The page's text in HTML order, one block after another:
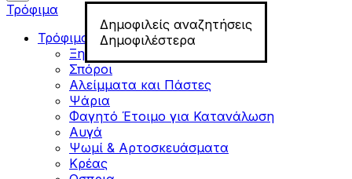
Δημοφιλείς αναζητήσεις
Δημοφιλέστερα
Τρόφιμα
Τρόφιμα για Fitness
Ξηροί Καρποί
Σπόροι
Αλείμματα και Πάστες
Ψάρια
Φαγητό Έτοιμο για Κατανάλωση
Αυγά
Ψωμί & Αρτοσκευάσματα
Κρέας